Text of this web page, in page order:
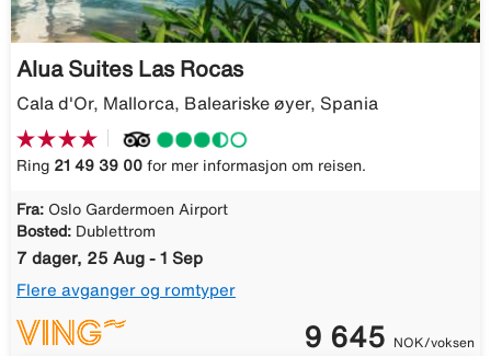
Alua Suites Las Rocas
Cala d'Or, Mallorca, Baleariske øyer, Spania
Ring 21 49 39 00 for mer informasjon om reisen.
Fra: Oslo Gardermoen Airport
Bosted: Dublettrom
7 dager, 25 Aug - 1 Sep
Flere avganger og romtyper
9 645 NOK/voksen